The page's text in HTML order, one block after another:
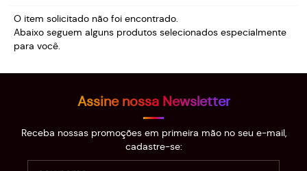
O item solicitado não foi encontrado.
Abaixo seguem alguns produtos selecionados especialmente
para você.
Assine nossa Newsletter
Receba nossas promoções em primeira mão no seu e-mail,
cadastre-se: